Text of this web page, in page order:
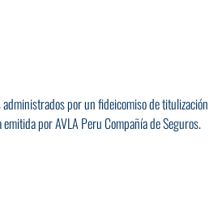
por un fideicomiso de titulización
por AVLA Peru Compañía de Seguros.